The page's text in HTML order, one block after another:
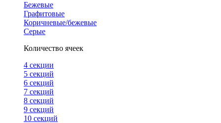
Бежевые
Графитовые
Коричневые/бежевые
Серые
Количество ячеек
4 cекции
5 секций
6 секций
7 секций
8 секций
9 секций
10 секций